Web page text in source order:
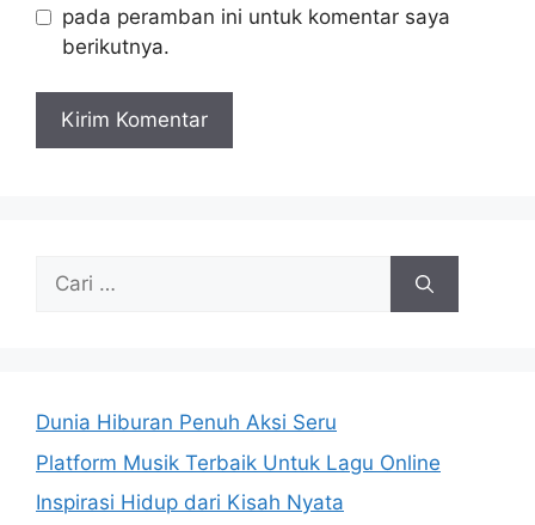
pada peramban ini untuk komentar saya
berikutnya.
Cari
Dunia Hiburan Penuh Aksi Seru
Platform Musik Terbaik Untuk Lagu Online
Inspirasi Hidup dari Kisah Nyata